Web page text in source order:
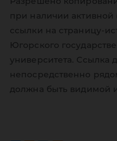
при наличии активной
ссылки на страницу-
Югорского
университета. Ссылка
непосредственно
должна быть видимой